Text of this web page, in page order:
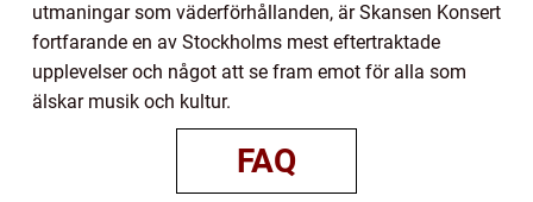
utmaningar som väderförhållanden, är Skansen Konsert
fortfarande en av Stockholms mest eftertraktade
upplevelser och något att se fram emot för alla som
älskar musik och kultur.
FAQ